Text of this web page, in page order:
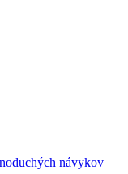
návykov